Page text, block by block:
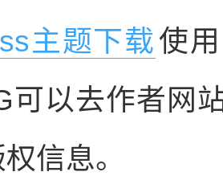
主题下载使
可以去作者网
信息。